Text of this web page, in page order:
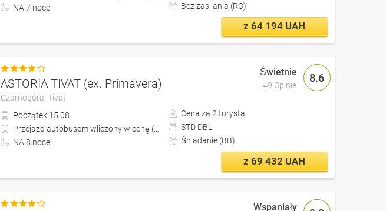
NA7 noce
Bez zasilania (RO)
z 64 194 UAH
8.6
49 Opinie

ASTORIA TIVAT (ex. Primavera)
Czarnogóra,Tivat
Początek 15.08
Przejazd autobusem wliczony w cenę (z Kijów)
NA8 noce
Cena za 2 turysta
STD DBL
Śniadanie (BB)
z 69 432 UAH
